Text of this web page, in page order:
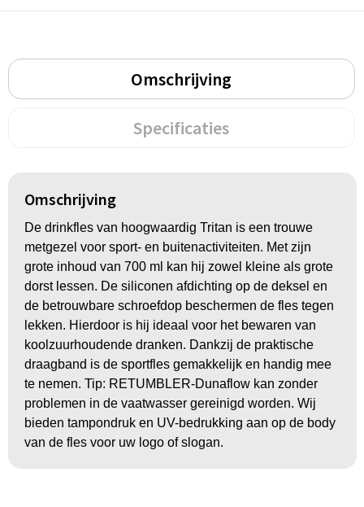
Omschrijving
Specificaties
Omschrijving
De drinkfles van hoogwaardig Tritan is een trouwe
metgezel voor sport- en buitenactiviteiten. Met zijn
grote inhoud van 700 ml kan hij zowel kleine als grote
dorst lessen. De siliconen afdichting op de deksel en
de betrouwbare schroefdop beschermen de fles tegen
lekken. Hierdoor is hij ideaal voor het bewaren van
koolzuurhoudende dranken. Dankzij de praktische
draagband is de sportfles gemakkelijk en handig mee
te nemen. Tip: RETUMBLER-Dunaflow kan zonder
problemen in de vaatwasser gereinigd worden. Wij
bieden tampondruk en UV-bedrukking aan op de body
van de fles voor uw logo of slogan.